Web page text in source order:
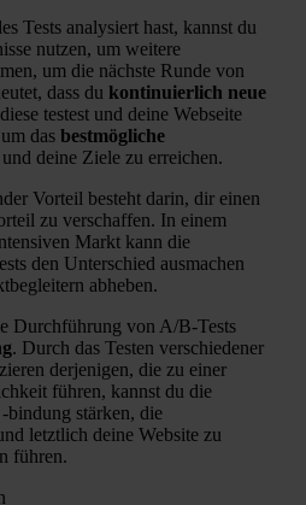
Tests analysiert hast, kannst du
nutzen, um weitere
um die nächste Runde von
dass du kontinuierlich neue
testest und deine Webseite
das bestmögliche
deine Ziele zu erreichen.
Vorteil besteht darin, dir einen
zu verschaffen. In einem
Markt kann die
den Unterschied ausmachen
abheben.
Durchführung von A/B-Tests
. Durch das Testen verschiedener
derjenigen, die zu einer
führen, kannst du die
bindung stärken, die
letztlich deine Website zu
führen.